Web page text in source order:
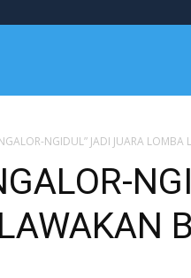
NGIDUL” JADI JUARA